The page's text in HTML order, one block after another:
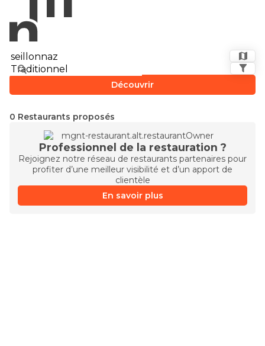
Découvrir
0 Restaurants proposés
Professionnel de la restauration ?
Rejoignez notre réseau de restaurants partenaires pour
profiter d’une meilleur visibilité et d’un apport de
clientèle
En savoir plus